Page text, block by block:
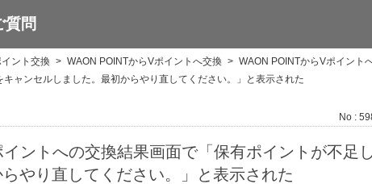
質問
ント交換 > WAON POINTからVポイントへ交換 > WAON POINTからVポイント
ャンセルしました。最初からやり直してください。」と表示された
No :
ントへの交換結果画面で「保有ポイントが不足
やり直してください。」と表示された